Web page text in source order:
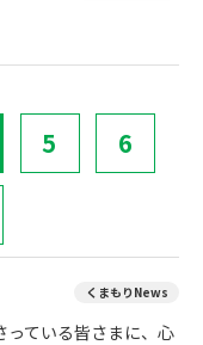
5 6
くまもりNews
っている皆さまに、心